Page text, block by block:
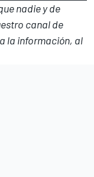
nadie y de
canal de
la información, al